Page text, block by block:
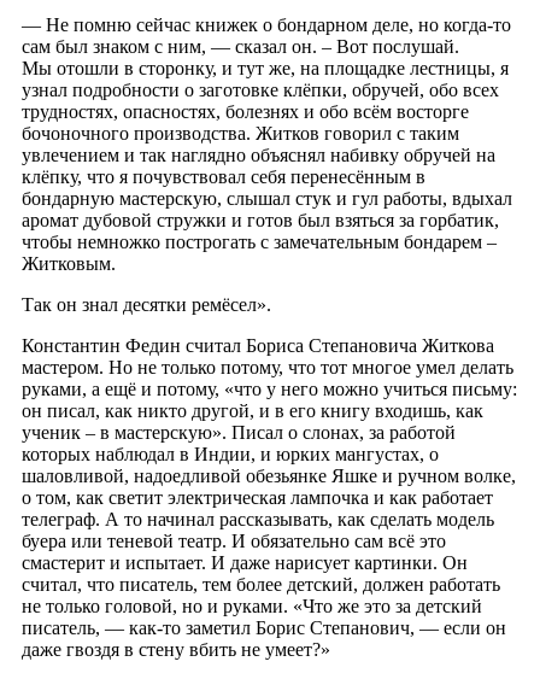
— Не помню сейчас книжек о бондарном деле, но когда-то
сам был знаком с ним, — сказал он. – Вот послушай.
Мы отошли в сторонку, и тут же, на площадке лестницы, я
узнал подробности о заготовке клёпки, обручей, обо всех
трудностях, опасностях, болезнях и обо всём восторге
бочоночного производства. Житков говорил с таким
увлечением и так наглядно объяснял набивку обручей на
клёпку, что я почувствовал себя перенесённым в
бондарную мастерскую, слышал стук и гул работы, вдыхал
аромат дубовой стружки и готов был взяться за горбатик,
чтобы немножко построгать с замечательным бондарем –
Житковым.
Так он знал десятки ремёсел».
Константин Федин считал Бориса Степановича Житкова
мастером. Но не только потому, что тот многое умел делать
руками, а ещё и потому, «что у него можно учиться письму:
он писал, как никто другой, и в его книгу входишь, как
ученик – в мастерскую». Писал о слонах, за работой
которых наблюдал в Индии, и юрких мангустах, о
шаловливой, надоедливой обезьянке Яшке и ручном волке,
о том, как светит электрическая лампочка и как работает
телеграф. А то начинал рассказывать, как сделать модель
буера или теневой театр. И обязательно сам всё это
смастерит и испытает. И даже нарисует картинки. Он
считал, что писатель, тем более детский, должен работать
не только головой, но и руками. «Что же это за детский
писатель, — как-то заметил Борис Степанович, — если он
даже гвоздя в стену вбить не умеет?»